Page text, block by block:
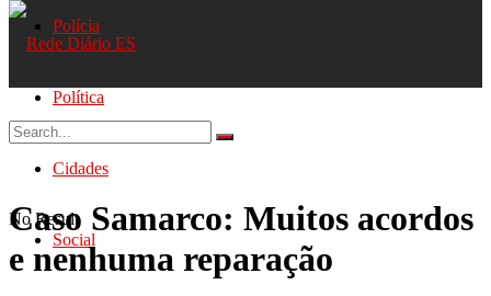
Polícia
Política
Cidades
Social
No Result
Caso Samarco: Muitos acordos
e nenhuma reparação